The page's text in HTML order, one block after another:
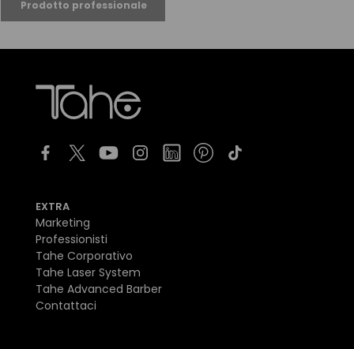
EXTRA
Marketing
Professionisti
Tahe Corporativo
Tahe Laser System
Tahe Advanced Barber
Contattaci